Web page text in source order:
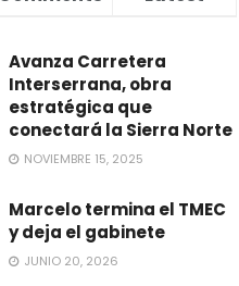
Avanza Carretera
Interserrana, obra
estratégica que
conectará la Sierra Norte
NOVIEMBRE 15, 2025
Marcelo termina el TMEC
y deja el gabinete
JUNIO 20, 2026